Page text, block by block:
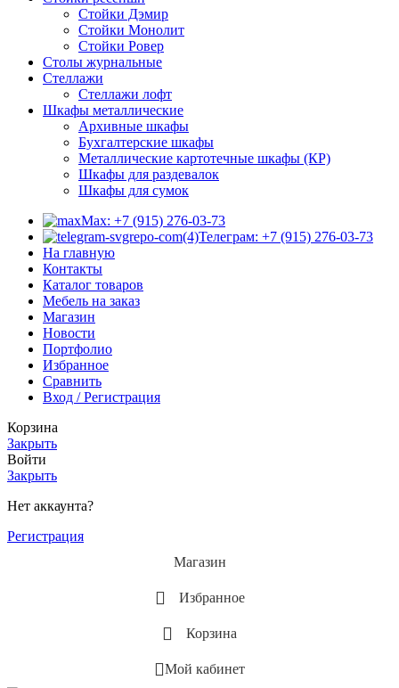
Стойки Дэмир
Стойки Монолит
Стойки Ровер
Столы журнальные
Стеллажи
Стеллажи лофт
Шкафы металлические
Архивные шкафы
Бухгалтерские шкафы
Металлические картотечные шкафы (КР)
Шкафы для раздевалок
Шкафы для сумок
Max: +7 (915) 276-03-73
Телеграм: +7 (915) 276-03-73
На главную
Контакты
Каталог товаров
Мебель на заказ
Магазин
Новости
Портфолио
Избранное
Сравнить
Вход / Регистрация
Корзина
Закрыть
Войти
Закрыть
Нет аккаунта?
Регистрация
Магазин
Избранное
Корзина
Мой кабинет